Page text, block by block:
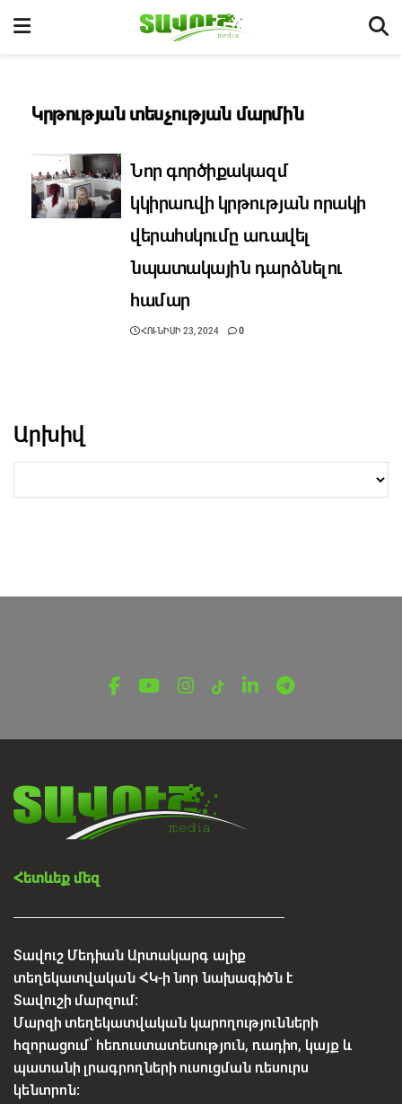
Կրթության տեսչության մարմին
Նոր գործիքակազմ
կկիրառվի կրթության որակի
վերահսկումը առավել
նպատակային դարձնելու
համար
ՀՈՒՆԻՍԻ 23, 2024 0
Արխիվ
Հետևեք մեզ
Տավուշ Մեդիան Արտակարգ ալիք
տեղեկատվական ՀԿ-ի նոր նախագիծն է
Տավուշի մարզում:
Մարզի տեղեկատվական կարողությունների
հզորացում՝ հեռուստատեսություն, ռադիո, կայք և
պատանի լրագրողների ուսուցման ռեսուրս
կենտրոն: